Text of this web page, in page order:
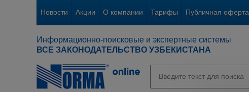
Новости Акции О компании Тарифы Публичная оферта
Информационно-поисковые и экспертные системы
ВСЕ ЗАКОНОДАТЕЛЬСТВО УЗБЕКИСТАНА